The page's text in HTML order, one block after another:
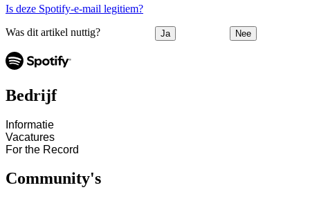
Is deze Spotify-e-mail legitiem?
Was dit artikel nuttig? Ja Nee
Bedrijf
Informatie
Vacatures
For the Record
Community's